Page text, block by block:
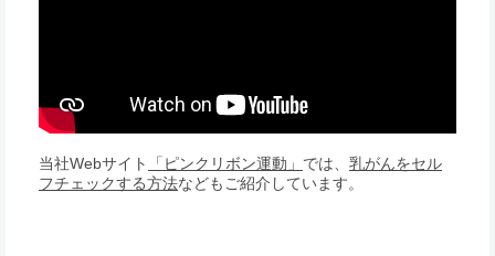
当社Webサイト 「ピンクリボン運動」 では、 乳がんをセル
フチェックする方法などもご紹介しています。